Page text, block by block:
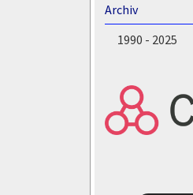
Archiv
1990 - 2025